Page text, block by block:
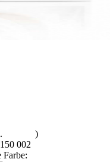
)
002
Farbe: